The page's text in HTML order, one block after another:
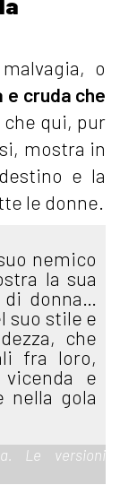
o
cruda che
che qui, pur
mostra in
e la
le donne.
nemico
la sua
donna…
suo stile e
che
fra loro,
e
nella gola
Le versioni